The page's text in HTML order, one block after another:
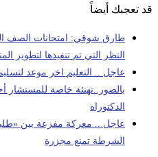
قد تعجبك أيضاً
طارق شوقي: امتحانات الصف
النظر التي تم تنفيذها لتطوير
عاجل .. التعليم اخر موعد لتسليم
بالصور..تهنئة خاصة
الدكتوراه
عاجل .. معركة مفزعة بين
الشرطة تمنع مجزرة